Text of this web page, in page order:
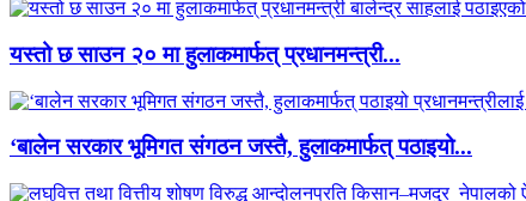
यस्तो छ साउन २० मा हुलाकमार्फत् प्रधानमन्त्री...
‘बालेन सरकार भूमिगत संगठन जस्तै, हुलाकमार्फत् पठाइयो...